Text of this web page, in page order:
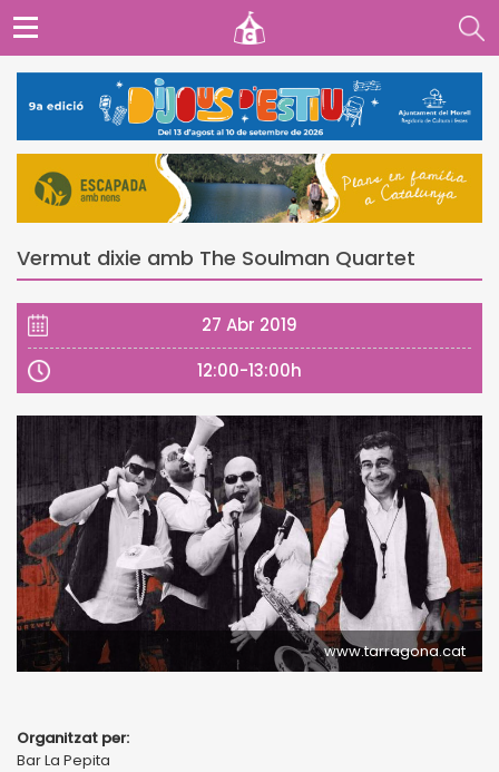
Vermut dixie amb The Soulman Quartet
27 Abr 2019
12:00-13:00h
www.tarragona.cat
Organitzat per:
Bar La Pepita